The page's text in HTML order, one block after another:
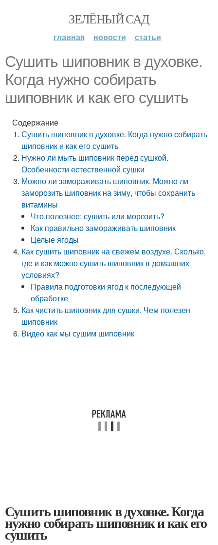
ЗЕЛЁНЫЙ САД
главная новости статьи
Сушить шиповник в духовке.
Когда нужно собирать
шиповник и как его сушить
Содержание
Сушить шиповник в духовке. Когда нужно собирать
шиповник и как его сушить
Нужно ли мыть шиповник перед сушкой.
Особенности естественной сушки
Можно ли замораживать шиповник. Можно ли
заморозить шиповник на зиму, чтобы сохранить
витамины
Что полезнее: сушить или морозить?
Как правильно замораживать шиповник
Целые ягоды
Как сушить шиповник на свежем воздухе. Сколько,
где и как можно сушить шиповник в домашних
условиях?
Правила подготовки ягод к последующей
обработке
Как чистить шиповник для сушки. Чем полезен
шиповник
Видео как мы сушим шиповник
Сушить шиповник в духовке. Когда
нужно собирать шиповник и как его
сушить